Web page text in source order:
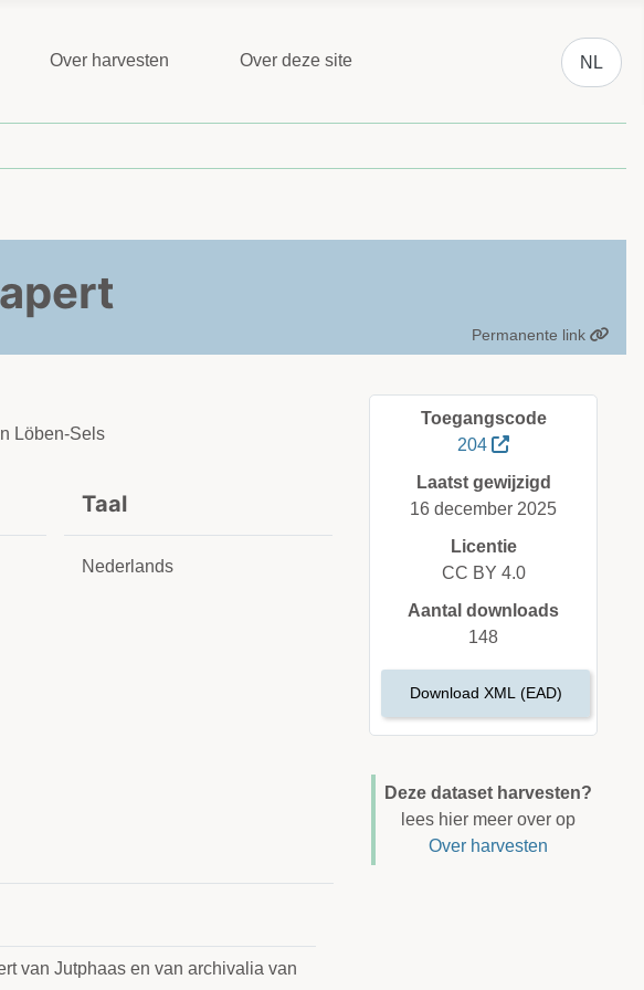
Over harvesten Over deze site
Selecteer
NL
Permanente link
Löben-Sels
Taal
Nederlands
van Jutphaas en van archivalia van
Toegangscode
204
Laatst gewijzigd
16 december 2025
Licentie
CC BY 4.0
Aantal downloads
148
Download XML (EAD)
Deze dataset harvesten?
lees hier meer over op
Over harvesten